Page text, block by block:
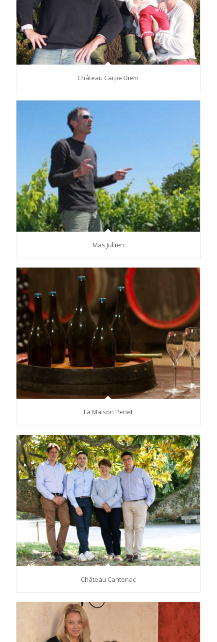
Château Carpe Diem
Mas Jullien
La Maison Penet
Château Cantenac